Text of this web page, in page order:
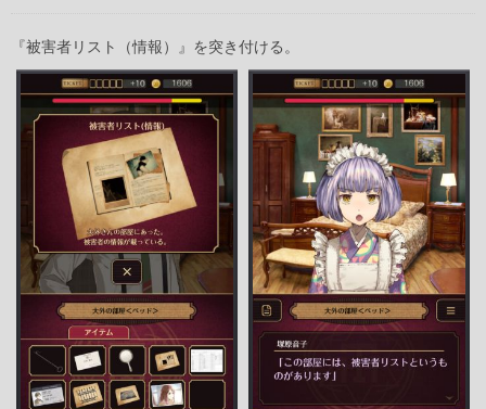
『被害者リスト（情報）』を突き付ける。